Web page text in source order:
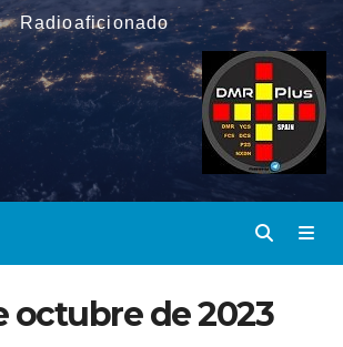
Radioaficionado
octubre de 2023